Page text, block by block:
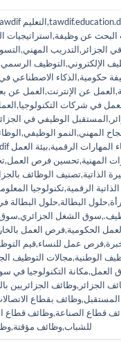
tawdif التعليم,
البحث عن وظيفة,استراتيجيات
الجزائر ,التدريب المهني,
الإلكتروني,التوظيف الرسمي
حكومية,الذكاء الاصطناعي
,العمل عن الإنترنت,العمل عن
في شركات التكنولوجيا,
,المستقبل الوظيفي في
المهني,النمو الوظيفي,
المهارات الرقمية,بيئة العمل
المهنية,تحسين فرص العمل,
الذاتية,تصنيف الوظائف
الرقمية,تكنولوجيا
,حلول البطالة,حلول البطالة
,سوق الشغل الجزائري,سوق
الحكومية,فرص العمل
,فرص عمل للنساء,قيم
الوطنية,مجالات التوظيف
العمل,مكانة التكنولوجيا في
الجزائر ,وظائف الجزائريين
,وظائف بقطاع
قطاع الصناعة,وظائف قطاع
للشباب,وظائف مؤقتة,